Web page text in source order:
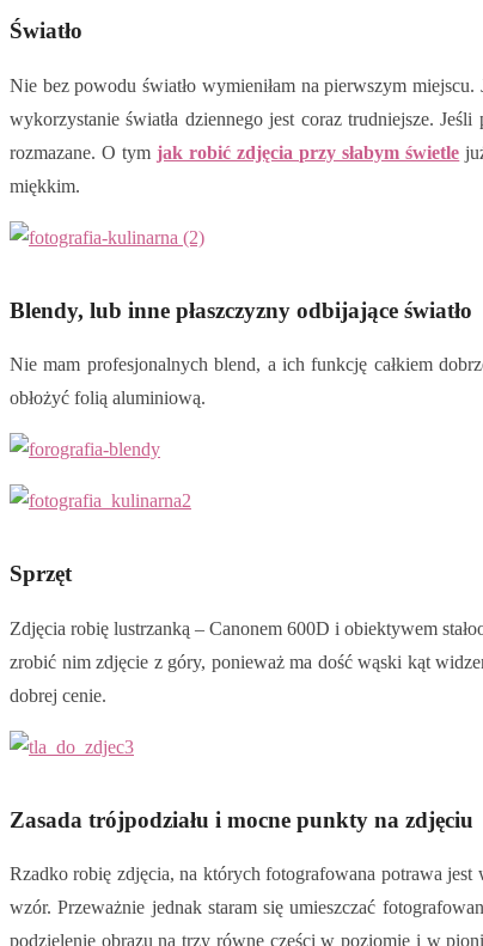
Światło
Nie bez powodu światło wymieniłam na pierwszym
wykorzystanie światła dziennego jest coraz trudniejsze.
rozmazane. O tymjak robić zdjęcia przy słabym świetle
miękkim.
Blendy, lub inne płaszczyzny odbijające światło
Nie mam profesjonalnych blend, a ich funkcję całkiem
obłożyć folią aluminiową.
Sprzęt
Zdjęcia robię lustrzanką – Canonem 600D i obiektywem
zrobić nim zdjęcie z góry, ponieważ ma dość wąski kąt
dobrej cenie.
Zasada trójpodziału i mocne punkty na zdjęciu
Rzadko robię zdjęcia, na których fotografowana potrawa
wzór. Przeważnie jednak staram się umieszczać
podzielenie obrazu na trzy równe części w poziomie i w